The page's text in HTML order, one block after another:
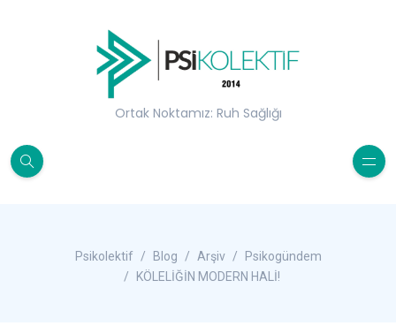
Ortak Noktamız: Ruh Sağlığı
Psikolektif Blog Arşiv
Psikogündem
KÖLELİĞİN MODERN HALİ!